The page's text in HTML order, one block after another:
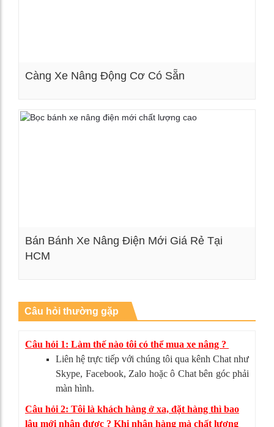
Càng Xe Nâng Động Cơ Có Sẵn
Bán Bánh Xe Nâng Điện Mới Giá Rẻ Tại
HCM
Câu hỏi thường gặp
Câu hỏi 1: Làm thế nào tôi có thể mua xe nâng ?
Liên hệ trực tiếp với chúng tôi qua kênh Chat như
Skype, Facebook, Zalo hoặc ô Chat bên góc phải
màn hình.
Câu hỏi 2: Tôi là khách hàng ở xa, đặt hàng thì bao
lâu mới nhận được ? Khi nhận hàng mà chất lượng